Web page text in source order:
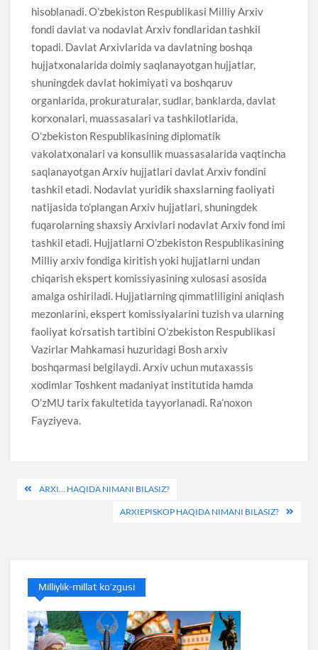
hisoblanadi. O’zbekiston Respublikasi Milliy Arxiv
fondi davlat va nodavlat Arxiv fondlaridan tashkil
topadi. Davlat Arxivlarida va davlatning boshqa
hujjatxonalarida doimiy saqlanayotgan hujjatlar,
shuningdek davlat hokimiyati va boshqaruv
organlarida, prokuraturalar, sudlar, banklarda, davlat
korxonalari, muassasalari va tashkilotlarida,
O’zbekiston Respublikasining diplomatik
vakolatxonalari va konsullik muassasalarida vaqtincha
saqlanayotgan Arxiv hujjatlari davlat Arxiv fondini
tashkil etadi. Nodavlat yuridik shaxslarning faoliyati
natijasida to’plangan Arxiv hujjatlari, shuningdek
fuqarolarning shaxsiy Arxivlari nodavlat Arxiv fond imi
tashkil etadi. Hujjatlarni O’zbekiston Respublikasining
Milliy arxiv fondiga kiritish yoki hujjatlarni undan
chiqarish ekspert komissiyasining xulosasi asosida
amalga oshiriladi. Hujjatlarning qimmatliligini aniqlash
mezonlarini, ekspert komissiyalarini tuzish va ularning
faoliyat ko’rsatish tartibini O’zbekiston Respublikasi
Vazirlar Mahkamasi huzuridagi Bosh arxiv
boshqarmasi belgilaydi. Arxiv uchun mutaxassis
xodimlar Toshkent madaniyat institutida hamda
O’zMU tarix fakultetida tayyorlanadi. Ra’noxon
Fayziyeva.
PostARXI… HAQIDA NIMANI BILASIZ?
ARXIEPISKOP HAQIDA NIMANI BILASIZ?
Milliylik-millat ko’zgusi